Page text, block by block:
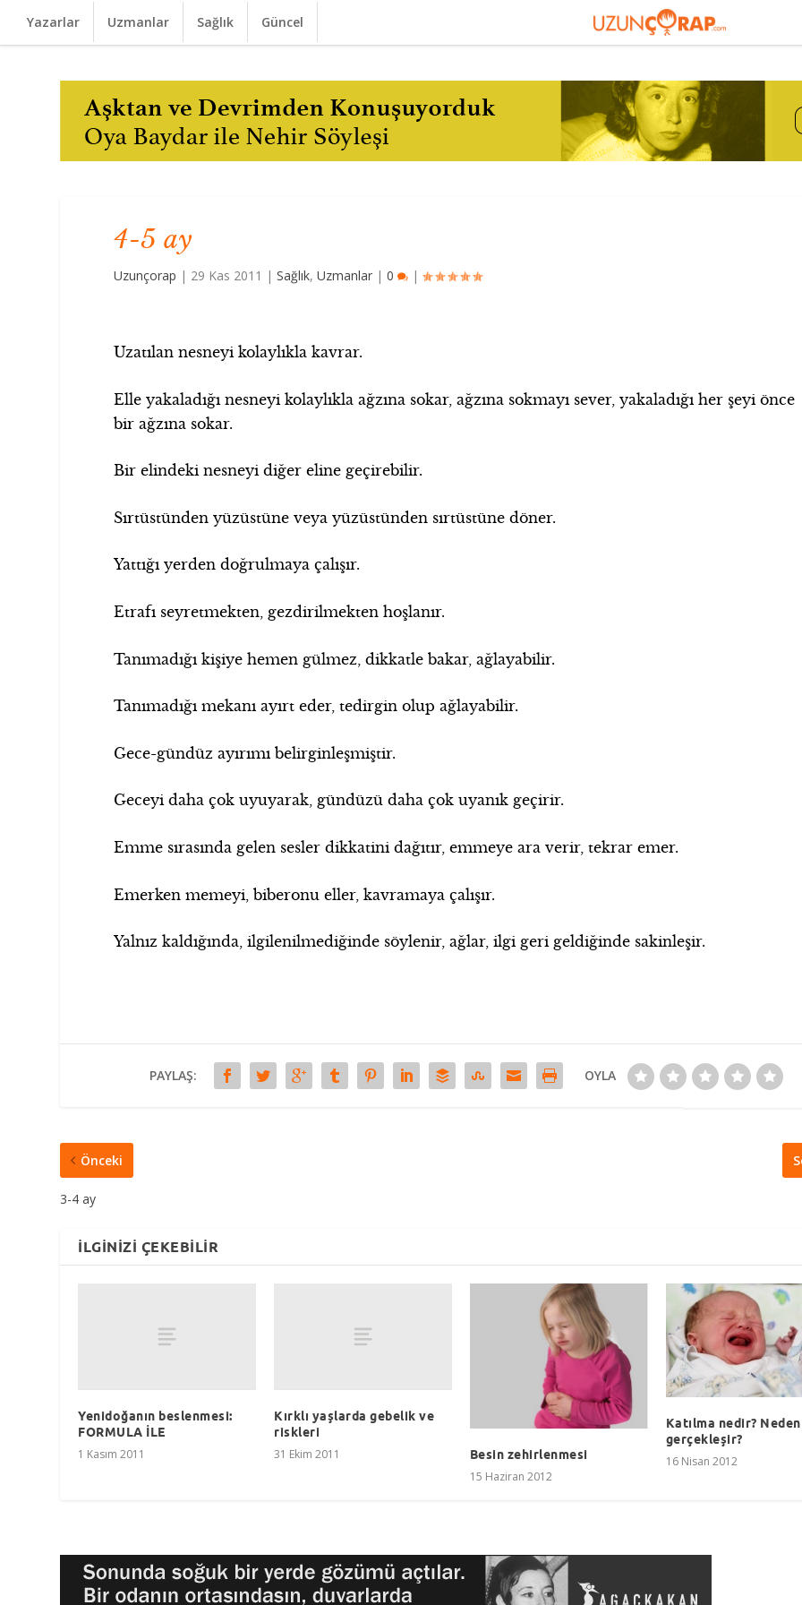
Yazarlar Uzmanlar Sağlık Güncel
4-5 ay
Uzunçorap | 29 Kas 2011 |Sağlık,Uzmanlar |0 |
Uzatılan nesneyi kolaylıkla kavrar.
Elle yakaladığı nesneyi kolaylıkla ağzına sokar, ağzına sokmayı sever, yakaladığı her şeyi önce
bir ağzına sokar.
Bir elindeki nesneyi diğer eline geçirebilir.
Sırtüstünden yüzüstüne veya yüzüstünden sırtüstüne döner.
Yattığı yerden doğrulmaya çalışır.
Etrafı seyretmekten, gezdirilmekten hoşlanır.
Tanımadığı kişiye hemen gülmez, dikkatle bakar, ağlayabilir.
Tanımadığı mekanı ayırt eder, tedirgin olup ağlayabilir.
Gece-gündüz ayırımı belirginleşmiştir.
Geceyi daha çok uyuyarak, gündüzü daha çok uyanık geçirir.
Emme sırasında gelen sesler dikkatini dağıtır, emmeye ara verir, tekrar emer.
Emerken memeyi, biberonu eller, kavramaya çalışır.
Yalnız kaldığında, ilgilenilmediğinde söylenir, ağlar, ilgi geri geldiğinde sakinleşir.
PAYLAŞ: OYLA
Önceki
3-4 ay
İLGINIZI ÇEKEBILIR
Yenidoğanın beslenmesi:
FORMULA İLE
1 Kasım 2011
Kırklı yaşlarda gebelik ve
riskleri
31 Ekim 2011 Besin zehirlenmesi
15 Haziran 2012
Katılma nedir? Neden
gerçekleşir?
16 Nisan 2012